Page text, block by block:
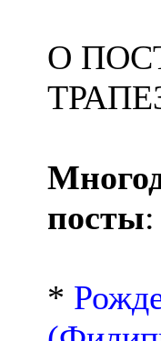
О
посты:
*